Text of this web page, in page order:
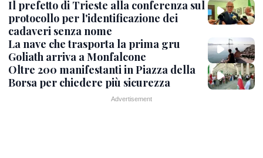
Il prefetto di Trieste alla conferenza sul
protocollo per l'identificazione dei
cadaveri senza nome
La nave che trasporta la prima gru
Goliath arriva a Monfalcone
Oltre 200 manifestanti in Piazza della
Borsa per chiedere più sicurezza